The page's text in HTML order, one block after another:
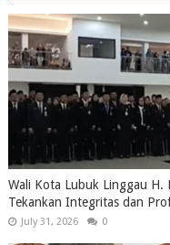
Wali Kota Lubuk Linggau H.
Tekankan Integritas dan
July 31, 2026 0